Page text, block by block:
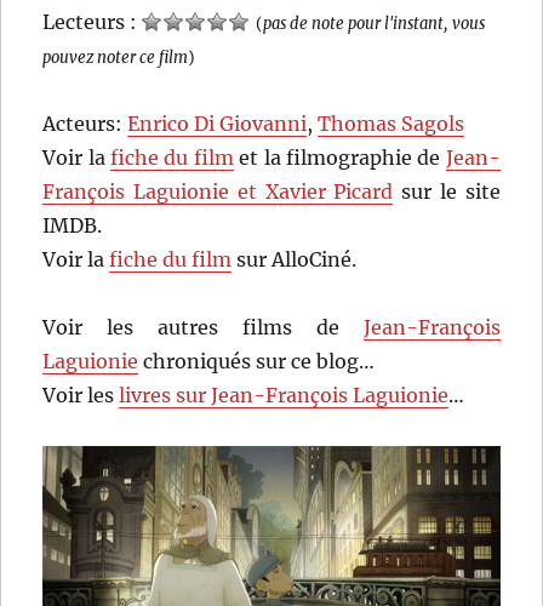
Lecteurs : (pas de note pour l'instant, vous
pouvez noter ce film)
Acteurs:Enrico Di Giovanni,Thomas Sagols
Voir lafiche du filmet la filmographie de Jean-
François Laguionie et Xavier Picard sur le site
IMDB.
Voir lafiche du film sur AlloCiné.
Voir les autres films de Jean-François
Laguionie chroniqués sur ce blog…
Voir leslivres sur Jean-François Laguionie…